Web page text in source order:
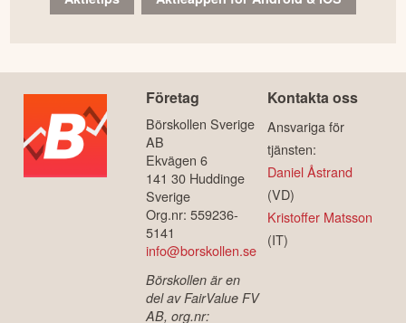
Företag
Börskollen Sverige
AB
Ekvägen 6
141 30 Huddinge
Sverige
Org.nr: 559236-
5141
info@borskollen.se
Börskollen är en
del av FairValue FV
AB, org.nr:
Kontakta oss
Ansvariga för
tjänsten:
Daniel Åstrand
(VD)
Kristoffer Matsson
(IT)